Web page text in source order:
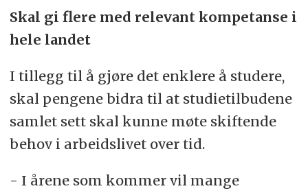
Skal gi flere med relevant kompetanse i
hele landet
I tillegg til å gjøre det enklere å studere,
skal pengene bidra til at studietilbudene
samlet sett skal kunne møte skiftende
behov i arbeidslivet over tid.
- I årene som kommer vil mange